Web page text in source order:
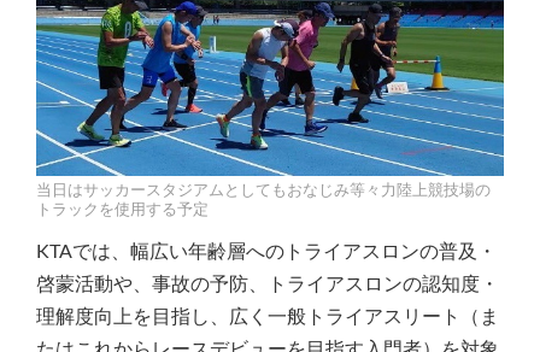
当日はサッカースタジアムとしてもおなじみ等々力陸上競技場の
トラックを使用する予定
KTAでは、幅広い年齢層へのトライアスロンの普及・
啓蒙活動や、事故の予防、トライアスロンの認知度・
理解度向上を目指し、広く一般トライアスリート（ま